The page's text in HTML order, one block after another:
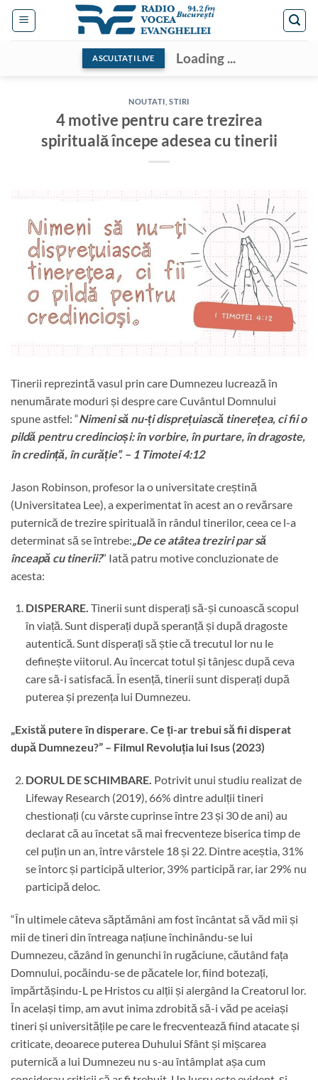
Skip
ASCULTAȚI LIVE Loading ...
NOUTATI ,STIRI
4 motive pentru care trezirea
spirituală începe adesea cu tinerii
Tinerii reprezintă vasul prin care Dumnezeu lucrează în
nenumărate moduri și despre care Cuvântul Domnului
spune astfel: “Nimeni să nu-ți disprețuiască tinerețea, ci fii o
pildă pentru credincioși: în vorbire, în purtare, în dragoste,
în credință, în curăție”. – 1 Timotei 4:12
Jason Robinson, profesor la o universitate creștină
(Universitatea Lee), a experimentat în acest an o revărsare
puternică de trezire spirituală în rândul tinerilor, ceea ce l-a
determinat să se întrebe:„De ce atâtea treziri par să
înceapă cu tinerii?” Iată patru motive concluzionate de
acesta:
DISPERARE. Tinerii sunt disperați să-și cunoască scopul
în viață. Sunt disperați după speranță și după dragoste
autentică. Sunt disperați să știe că trecutul lor nu le
definește viitorul. Au încercat totul și tânjesc după ceva
care să-i satisfacă. În esență, tinerii sunt disperați după
puterea și prezența lui Dumnezeu.
„Există putere în disperare. Ce ți-ar trebui să fii disperat
după Dumnezeu?” – Filmul Revoluția lui Isus (2023)
DORUL DE SCHIMBARE. Potrivit unui studiu realizat de
Lifeway Research (2019), 66% dintre adulții tineri
chestionați (cu vârste cuprinse între 23 și 30 de ani) au
declarat că au încetat să mai frecventeze biserica timp de
cel puțin un an, între vârstele 18 și 22. Dintre aceștia, 31%
se întorc și participă ulterior, 39% participă rar, iar 29% nu
participă deloc.
“În ultimele câteva săptămâni am fost încântat să văd mii și
mii de tineri din întreaga națiune închinându-se lui
Dumnezeu, căzând în genunchi în rugăciune, căutând fața
Domnului, pocăindu-se de păcatele lor, fiind botezați,
împărtășindu-L pe Hristos cu alții și alergând la Creatorul lor.
În același timp, am avut inima zdrobită să-i văd pe aceiași
tineri și universitățile pe care le frecventează fiind atacate și
criticate, deoarece puterea Duhului Sfânt și mișcarea
puternică a lui Dumnezeu nu s-au întâmplat așa cum